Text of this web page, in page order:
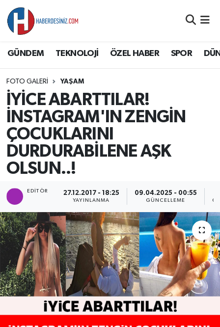
GÜNDEM TEKNOLOJİ ÖZEL HABER SPOR
FOTO GALERI YAŞAM
İYİCE ABARTTILAR!
İNSTAGRAM'IN ZENGİN
ÇOCUKLARINI
DURDURABİLENE AŞK
OLSUN..!
EDITÖR 27.12.2017 - 18:25
YAYINLANMA
09.04.2025 - 00:55
GÜNCELLEME
GÜNDEM
ÖZEL HABER
SAĞLIK
SİYASET
SPOR
TEKNOLOJİ
YAŞAM
Namaz Vakitleri
Trafik Durumu
Süper Lig Puan Durumu ve Fikstür
Tüm Manşetler
Son Dakika Haberleri
Haber Arşivi